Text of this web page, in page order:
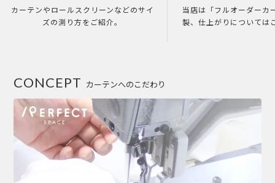
カーテンやロールスクリーンなどのサイ
ズの測り方をご紹介。
当店は「フルオーダーカ
製、仕上がりについては
カーテンへのこだわり
CONCEPT